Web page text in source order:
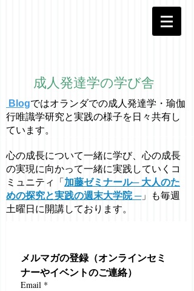
成人発達学の学び舎
Blogではオラ ンダでの成人発達学・ 瑜伽
行唯識学研究と実践の様子を日々共有し
ています。
心の成長について一緒に学び、心の成長
の実現に向かって一緒に実践していくコ
ミュニティ「 加藤ゼミナール─ 大人のた
めの探究と実践の週末大学院 ─」も毎週
土曜日に開講しております。
メルマガの登録（オンラインセミ
ナーやイベントのご連絡）
Email *